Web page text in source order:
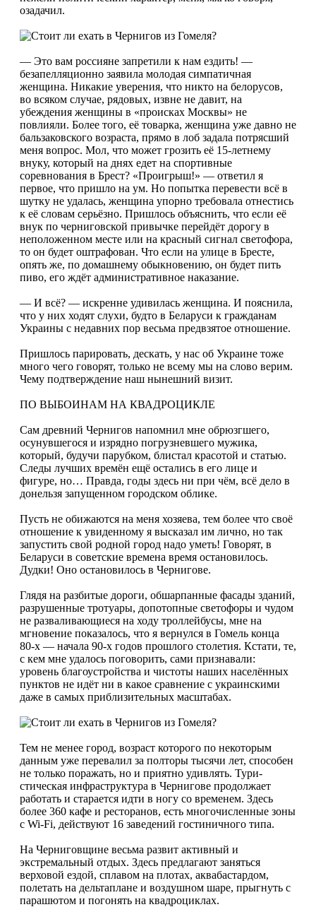
озадачил.
— Это вам россияне запретили к нам ездить! —
безапелляционно заявила молодая симпатичная
женщина. Никакие уверения, что никто на белорусов,
во всяком случае, рядовых, извне не давит, на
убеждения женщины в «происках Москвы» не
повлияли. Более того, её товарка, женщина уже давно не
бальзаковского возраста, прямо в лоб задала потрясший
меня вопрос. Мол, что может грозить её 15-летнему
внуку, который на днях едет на спортивные
соревнования в Брест? «Проигрыш!» — ответил я
первое, что пришло на ум. Но попытка перевести всё в
шутку не удалась, женщина упорно требовала отнестись
к её словам серьёзно. Пришлось объяснить, что если её
внук по черниговской привычке перейдёт дорогу в
неположенном месте или на красный сигнал светофора,
то он будет оштрафован. Что если на улице в Бресте,
опять же, по домашнему обыкновению, он будет пить
пиво, его ждёт административное наказание.
— И всё? — искренне удивилась женщина. И пояснила,
что у них ходят слухи, будто в Беларуси к гражданам
Украины с недавних пор весьма предвзятое отношение.
Пришлось парировать, дескать, у нас об Украине тоже
много чего говорят, только не всему мы на слово верим.
Чему подтверждение наш нынешний визит.
ПО ВЫБОИНАМ НА КВАДРОЦИКЛЕ
Сам древний Чернигов напомнил мне обрюзгшего,
осунувшегося и изрядно погрузневшего мужика,
который, будучи парубком, блистал красотой и статью.
Следы лучших времён ещё остались в его лице и
фигуре, но… Правда, годы здесь ни при чём, всё дело в
донельзя запущенном городском облике.
Пусть не обижаются на меня хозяева, тем более что своё
отношение к увиденному я высказал им лично, но так
запустить свой родной город надо уметь! Говорят, в
Беларуси в советские времена время остановилось.
Дудки! Оно остановилось в Чернигове.
Глядя на разбитые дороги, обшарпанные фасады зданий,
разрушенные тротуары, допотопные светофоры и чудом
не разваливающиеся на ходу троллейбусы, мне на
мгновение показалось, что я вернулся в Гомель конца
80-х — начала 90-х годов прошлого столетия. Кстати, те,
с кем мне удалось поговорить, сами признавали:
уровень благоустройства и чистоты наших населённых
пунктов не идёт ни в какое сравнение с украинскими
даже в самых приблизительных масштабах.
Тем не менее город, возраст которого по некоторым
данным уже перевалил за полторы тысячи лет, способен
не только поражать, но и приятно удивлять. Тури­
стическая инфраструктура в Чернигове продолжает
работать и старается идти в ногу со временем. Здесь
более 360 кафе и ресторанов, есть многочисленные зоны
с Wi-Fi, действуют 16 заведений гостиничного типа.
На Черниговщине весьма развит активный и
экстремальный отдых. Здесь предлагают заняться
верховой ездой, сплавом на плотах, аквабастардом,
полетать на дельтаплане и воздушном шаре, прыгнуть с
парашютом и погонять на квадроциклах.